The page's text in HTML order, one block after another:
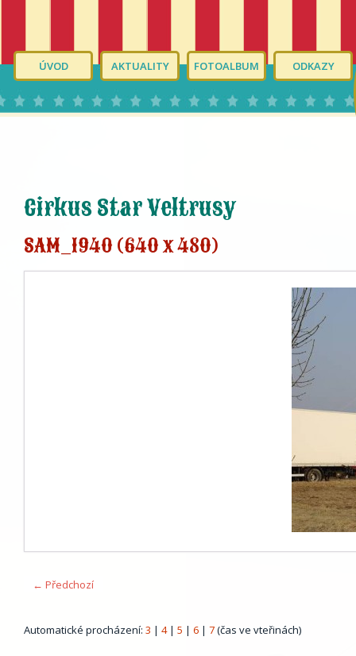
ÚVOD AKTUALITY FOTOALBUM ODKAZY
Cirkus Star Veltrusy
SAM_1940 (640 x 480)
← Předchozí
Automatické procházení: 3 | 4| 5 | 6 | 7(čas ve vteřinách)